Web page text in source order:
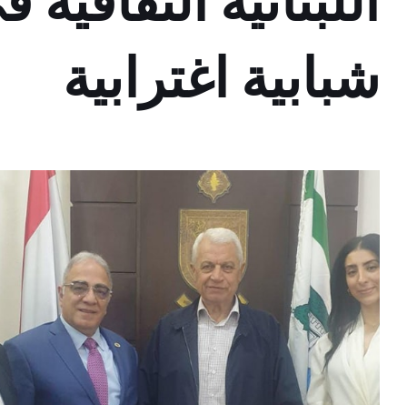
شبابية اغترابية